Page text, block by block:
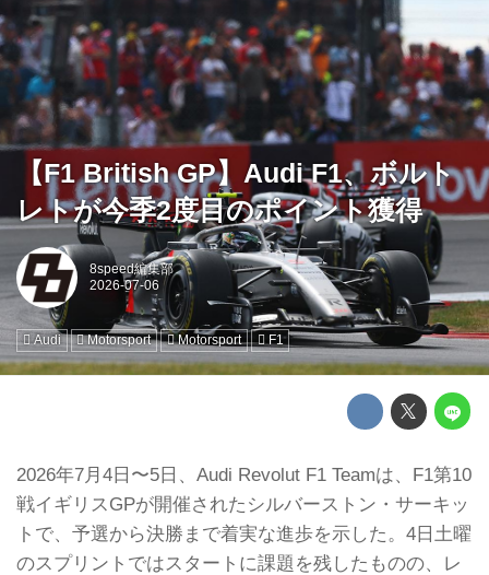
【F1 British GP】Audi F1、ボルト
レトが今季2度目のポイント獲得
8speed編集部
Audi Motorsport Motorsport F1
2026年7月4日〜5日、Audi Revolut F1 Teamは、F1第10
戦イギリスGPが開催されたシルバーストン・サーキッ
トで、予選から決勝まで着実な進歩を示した。4日土曜
のスプリントではスタートに課題を残したものの、レ